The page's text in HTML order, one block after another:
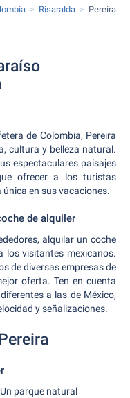
Risaralda Pereira
de Colombia, Pereira
cultura y belleza natural.
espectaculares paisajes
ofrecer a los turistas
en sus vacaciones.
de alquiler
alquilar un coche
los visitantes mexicanos.
de diversas empresas de
oferta. Ten en cuenta
a las de México,
y señalizaciones.
Un parque natural